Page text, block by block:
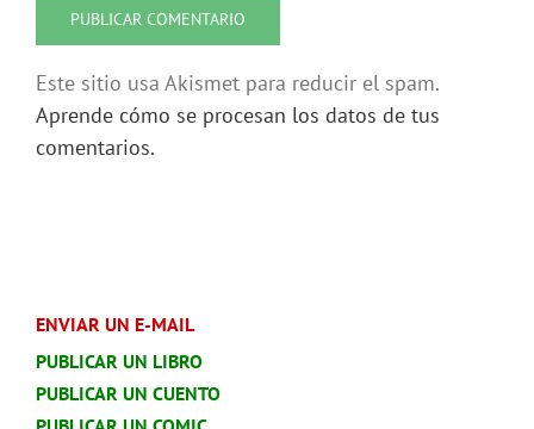
Este sitio usa Akismet para reducir el spam.
Aprende cómo se procesan los datos de tus
comentarios.
ENVIAR UN E-MAIL
PUBLICAR UN LIBRO
PUBLICAR UN CUENTO